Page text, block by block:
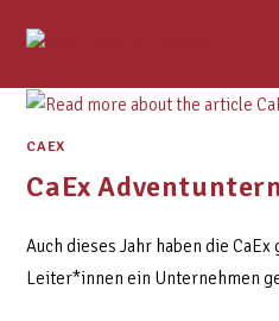
CAEX
CaEx
Auch dieses Jahr haben die
Leiter*innen ein Unternehmen